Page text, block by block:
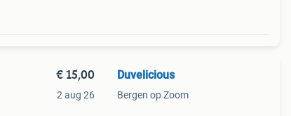
€ 15,00
2 aug 26
Duvelicious
Bergen op Zoom